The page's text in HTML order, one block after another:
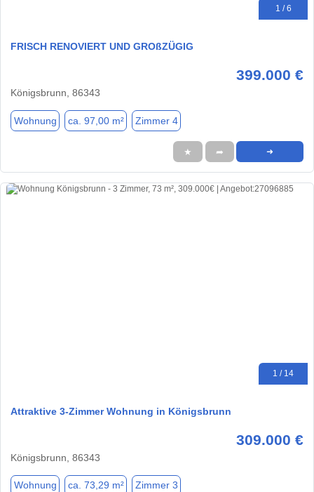
1 / 6
FRISCH RENOVIERT UND GROßZÜGIG
399.000 €
Königsbrunn, 86343
Wohnung ca. 97,00 m² Zimmer 4
★ ➦ ➜
1 / 14
Attraktive 3-Zimmer Wohnung in Königsbrunn
309.000 €
Königsbrunn, 86343
Wohnung ca. 73,29 m² Zimmer 3